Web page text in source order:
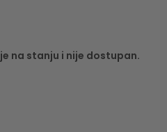
na stanju i nije dostupan.